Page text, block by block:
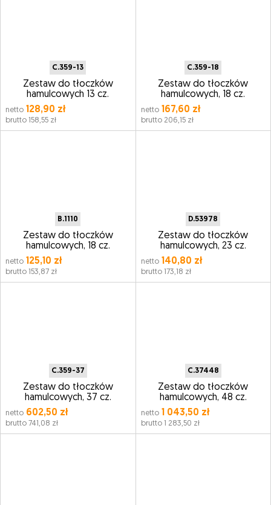
C.359-13
Zestaw do tłoczków
hamulcowych 13 cz.
netto 128,90 zł
brutto 158,55 zł
C.359-18
Zestaw do tłoczków
hamulcowych, 18 cz.
netto167,60 zł
brutto 206,15 zł
B.1110
Zestaw do tłoczków
hamulcowych, 18 cz.
netto 125,10 zł
brutto 153,87 zł
D.53978
Zestaw do tłoczków
hamulcowych, 23 cz.
netto140,80 zł
brutto 173,18 zł
C.359-37
Zestaw do tłoczków
hamulcowych, 37 cz.
netto 602,50 zł
brutto 741,08 zł
C.37448
Zestaw do tłoczków
hamulcowych, 48 cz.
netto1 043,50 zł
brutto 1 283,50 zł